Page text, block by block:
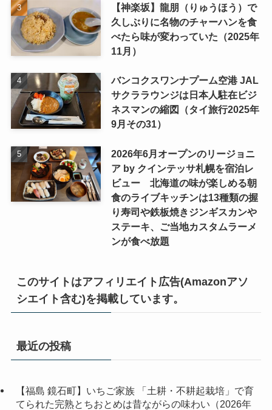
【神楽坂】龍朋（りゅうほう）で
久しぶりに名物のチャーハンを食
べたら味が変わっていた（2025年
11月）
バンコクスワンナプーム空港 JAL
サクララウンジは日本人駐在ビジ
ネスマンの縮図（タイ旅行2025年
9月その31）
2026年6月オープンのリージョニ
ア by クインテッサ札幌を宿泊レ
ビュー 北海道の味が楽しめる朝
食のライブキッチンは13種類の握
り寿司や鉄板焼きジンギスカンや
ステーキ、ご当地カスタムラーメ
ンが食べ放題
このサイトはアフィリエイト広告(Amazonアソ
シエイト含む)を掲載しています。
最近の投稿
【福島 鏡石町】いちご家族 「土耕・不耕起栽培」で育
てられた完熟とちおとめは昔ながらの味わい（2026年